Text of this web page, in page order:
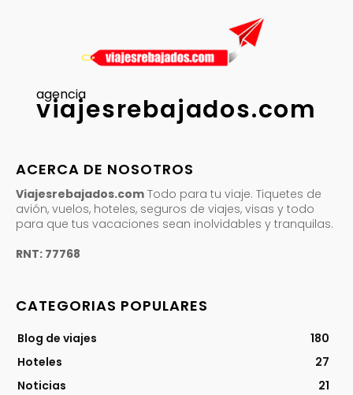
agencia
viajesrebajados.com
ACERCA DE NOSOTROS
Viajesrebajados.com Todo para tu viaje. Tiquetes de
avión, vuelos, hoteles, seguros de viajes, visas y todo
para que tus vacaciones sean inolvidables y tranquilas.
RNT: 77768
CATEGORIAS POPULARES
Blog de viajes
180
Hoteles
27
Noticias
21